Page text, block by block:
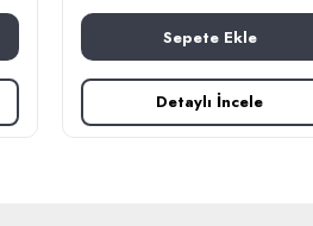
Sepete Ekle
Detaylı İncele